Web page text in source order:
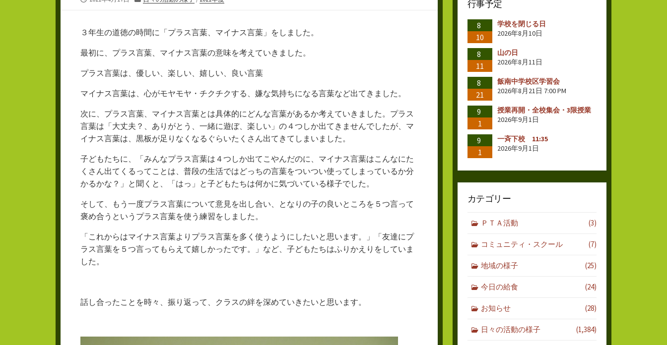
リ
ー
３年生の道徳の時間に「プラス言葉、マイナス言葉」をしました。
最初に、プラス言葉、マイナス言葉の意味を考えていきました。
プラス言葉は、優しい、楽しい、嬉しい、良い言葉
マイナス言葉は、心がモヤモヤ・チクチクする、嫌な気持ちになる言葉など出てきました。
次に、プラス言葉、マイナス言葉とは具体的にどんな言葉があるか考えていきました。プラス
言葉は「大丈夫？、ありがとう、一緒に遊ぼ、楽しい」の４つしか出てきませんでしたが、マ
イナス言葉は、黒板が足りなくなるぐらいたくさん出てきてしまいました。
子どもたちに、「みんなプラス言葉は４つしか出てこやんだのに、マイナス言葉はこんなにた
くさん出てくるってことは、普段の生活ではどっちの言葉をついつい使ってしまっているか分
かるかな？」と聞くと、「はっ」と子どもたちは何かに気づいている様子でした。
そして、もう一度プラス言葉について意見を出し合い、となりの子の良いところを５つ言って
褒め合うというプラス言葉を使う練習をしました。
「これからはマイナス言葉よりプラス言葉を多く使うようにしたいと思います。」「友達にプ
ラス言葉を５つ言ってもらえて嬉しかったです。」など、子どもたちはふりかえりをしていま
した。
話し合ったことを時々、振り返って、クラスの絆を深めていきたいと思います。
行事予定
8
10
学校を閉じる日
2026年8月10日
8
11
山の日
2026年8月11日
8
21
飯南中学校区学習会
2026年8月21日 7:00 PM
9
1
授業再開・全校集会・3限授業
2026年9月1日
9
1
一斉下校 11:35
2026年9月1日
カテゴリー
ＰＴＡ活動 (3)
コミュニティ・スクール (7)
地域の様子 (25)
今日の給食 (24)
お知らせ (28)
日々の活動の様子 (1,384)